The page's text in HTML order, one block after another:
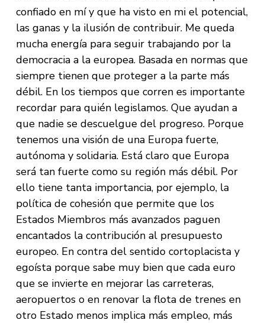
confiado en mí y que ha visto en mi el potencial,
las ganas y la ilusión de contribuir. Me queda
mucha energía para seguir trabajando por la
democracia a la europea. Basada en normas que
siempre tienen que proteger a la parte más
débil. En los tiempos que corren es importante
recordar para quién legislamos. Que ayudan a
que nadie se descuelgue del progreso. Porque
tenemos una visión de una Europa fuerte,
autónoma y solidaria. Está claro que Europa
será tan fuerte como su región más débil. Por
ello tiene tanta importancia, por ejemplo, la
política de cohesión que permite que los
Estados Miembros más avanzados paguen
encantados la contribución al presupuesto
europeo. En contra del sentido cortoplacista y
egoísta porque sabe muy bien que cada euro
que se invierte en mejorar las carreteras,
aeropuertos o en renovar la flota de trenes en
otro Estado menos implica más empleo, más